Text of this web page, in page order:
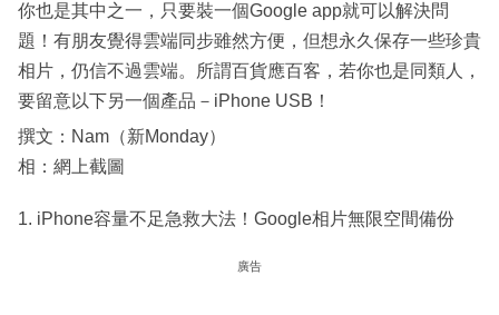
你也是其中之一，只要裝一個Google app就可以解決問
題！有朋友覺得雲端同步雖然方便，但想永久保存一些珍貴
相片，仍信不過雲端。所謂百貨應百客，若你也是同類人，
要留意以下另一個產品－iPhone USB！
撰文：Nam（新Monday）
相：網上截圖
1. iPhone容量不足急救大法！Google相片無限空間備份
廣告